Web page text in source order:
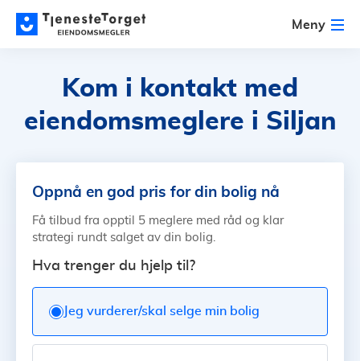
Meny
Kom i kontakt med
eiendomsmeglere i Siljan
Oppnå en god pris for din bolig nå
Få tilbud fra opptil 5 meglere med råd og klar
strategi rundt salget av din bolig.
Hva trenger du hjelp til?
Jeg vurderer/skal selge min bolig